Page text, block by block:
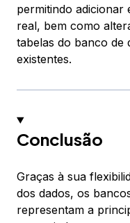
permitindo adicionar
real, bem como
tabelas do banco de
existentes.
Conclusão
Graças à sua
dos dados, os
representam a